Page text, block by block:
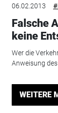
06.02.2013
Falsche
keine
Wer die
Anweisung
WEITERE